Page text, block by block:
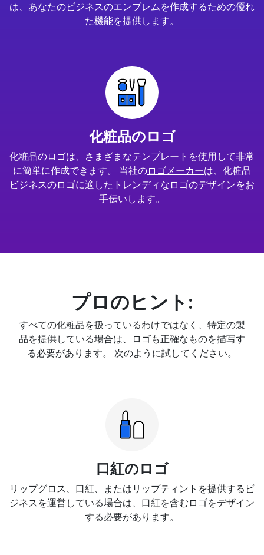
は、あなたのビジネスのエンブレムを作成するための優れ
た機能を提供します。
化粧品のロゴ
化粧品のロゴは、さまざまなテンプレートを使用して非常
に簡単に作成できます。 当社のロゴメーカーは、化粧品
ビジネスのロゴに適したトレンディなロゴのデザインをお
手伝いします。
プロのヒント:
すべての化粧品を扱っているわけではなく、特定の製
品を提供している場合は、ロゴも正確なものを描写す
る必要があります。 次のように試してください。
口紅のロゴ
リップグロス、口紅、またはリップティントを提供するビ
ジネスを運営している場合は、口紅を含むロゴをデザイン
する必要があります。